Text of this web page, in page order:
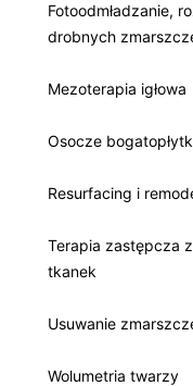
Fotoodmładzanie,
drobnych
Mezoterapia igłowa
Osocze
Resurfacing i
Terapia zastępcza
tkanek
Usuwanie
Wolumetria twarzy